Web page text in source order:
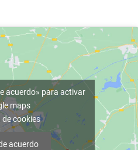
acuerdo» para activar
maps
de cookies
acuerdo